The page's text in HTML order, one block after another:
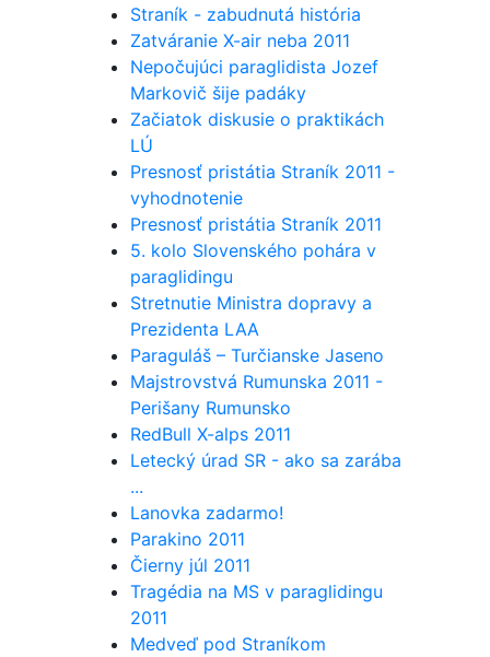
Straník - zabudnutá história
Zatváranie X-air neba 2011
Nepočujúci paraglidista Jozef
Markovič šije padáky
Začiatok diskusie o praktikách
LÚ
Presnosť pristátia Straník 2011 -
vyhodnotenie
Presnosť pristátia Straník 2011
5. kolo Slovenského pohára v
paraglidingu
Stretnutie Ministra dopravy a
Prezidenta LAA
Paraguláš – Turčianske Jaseno
Majstrovstvá Rumunska 2011 -
Perišany Rumunsko
RedBull X-alps 2011
Letecký úrad SR - ako sa zarába
...
Lanovka zadarmo!
Parakino 2011
Čierny júl 2011
Tragédia na MS v paraglidingu
2011
Medveď pod Straníkom